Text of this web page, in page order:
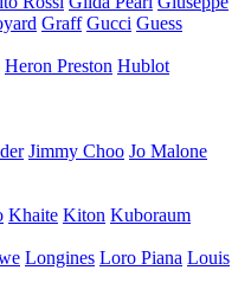
Graff Gucci Guess
Heron Preston Hublot
Jimmy Choo Jo Malone
Khaite Kiton Kuboraum
Longines Loro Piana Louis